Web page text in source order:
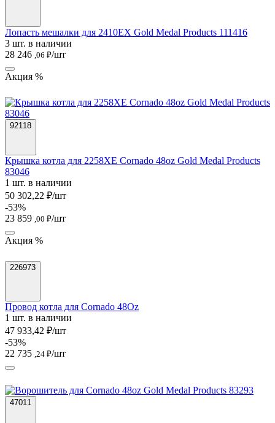
Лопасть мешалки для 2410EX Gold Medal Products 111416
3 шт. в наличии
28 246 ,06 ₽/шт
Акция %
92118
Крышка котла для 2258XE Cornado 48oz Gold Medal Products
83046
1 шт. в наличии
50 302,22 ₽/шт
-53%
23 859 ,00 ₽/шт
Акция %
226973
Провод котла для Cornado 48Oz
1 шт. в наличии
47 933,42 ₽/шт
-53%
22 735 ,24 ₽/шт
47011